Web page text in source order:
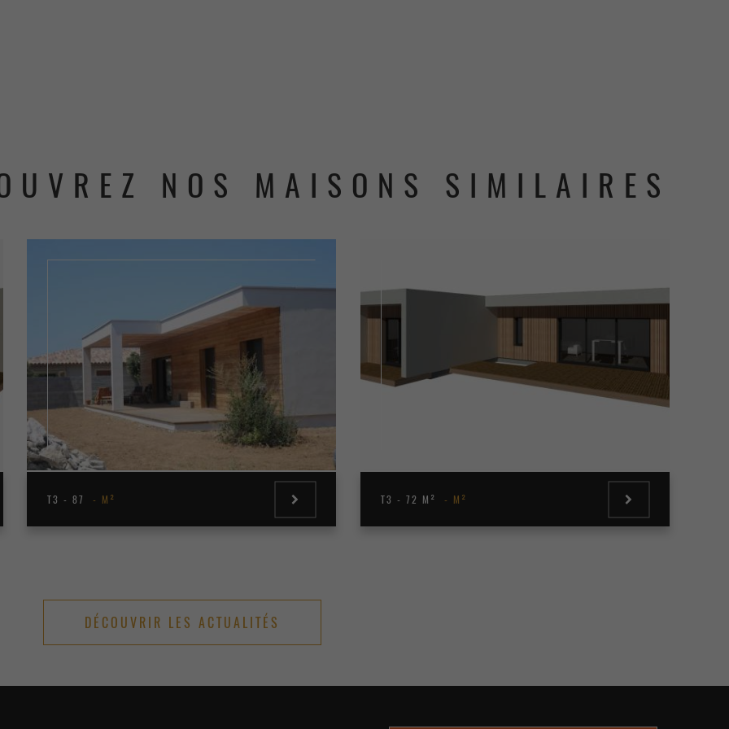
NOS MAISONS SIMILAIRES
T3 - 87 M² T3 - 72 M² M²
DÉCOUVRIR LES ACTUALITÉS